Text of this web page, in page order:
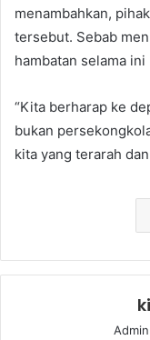
menambahkan,
tersebut. Sebab
hambatan selama
“Kita berharap ke
bukan
kita yang terarah